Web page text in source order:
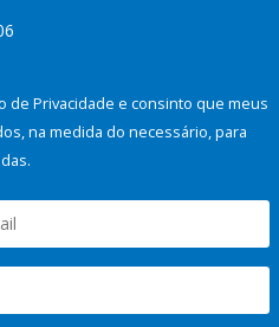
de Privacidade e consinto que meus
na medida do necessário, para